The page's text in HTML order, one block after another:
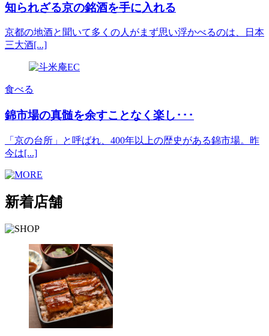
知られざる京の銘酒を手に入れる
京都の地酒と聞いて多くの人がまず思い浮かべるのは、日本
三大酒[...]
食べる
錦市場の真髄を余すことなく楽し･･･
「京の台所」と呼ばれ、400年以上の歴史がある錦市場。昨
今は[...]
新着店舗